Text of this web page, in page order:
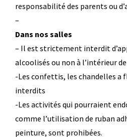
responsabilité des parents ou
–
Dans nos salles
– Il est strictement interdit
alcoolisés ou non à l’intérieur
-Les confettis, les chandelles a
interdits
-Les activités qui pourraient
comme l’utilisation de ruban
peinture, sont prohibées.